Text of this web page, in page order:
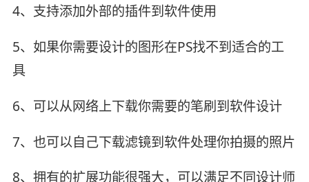
4、支持添加外部的插件到软件使用
5、如果你需要设计的图形在PS找不到适合的工
具
6、可以从网络上下载你需要的笔刷到软件设计
7、也可以自己下载滤镜到软件处理你拍摄的照片
8、拥有的扩展功能很强大，可以满足不同设计师